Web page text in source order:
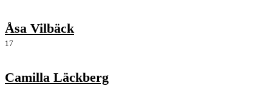
Åsa Vilbäck
17
Camilla Läckberg